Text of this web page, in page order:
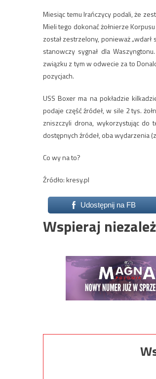
Miesiąc temu Irańczycy podali, że
Mieli tego dokonać żołnierze
został zestrzelony, ponieważ
stanowczy sygnał dla
związku z tym w odwecie za to
pozycjach.
USS Boxer ma na pokładzie
podaje część źródeł, w sile 2 tys.
zniszczyli drona, wykorzystując do
dostępnych źródeł, oba wydarzenia
Co wy na to?
Źródło: kresy.pl
Udostępnij na FB
Wspieraj